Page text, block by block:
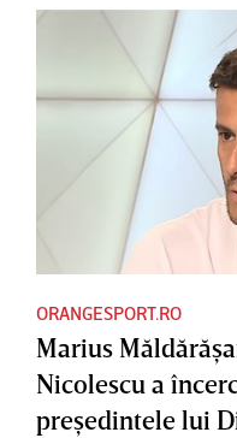
ORANGESPORT.RO
Marius
Nicolescu a
preşedintele lui